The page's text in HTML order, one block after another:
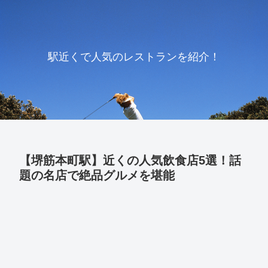
駅近くで人気のレストランを紹介！
【堺筋本町駅】近くの人気飲食店5選！話
題の名店で絶品グルメを堪能